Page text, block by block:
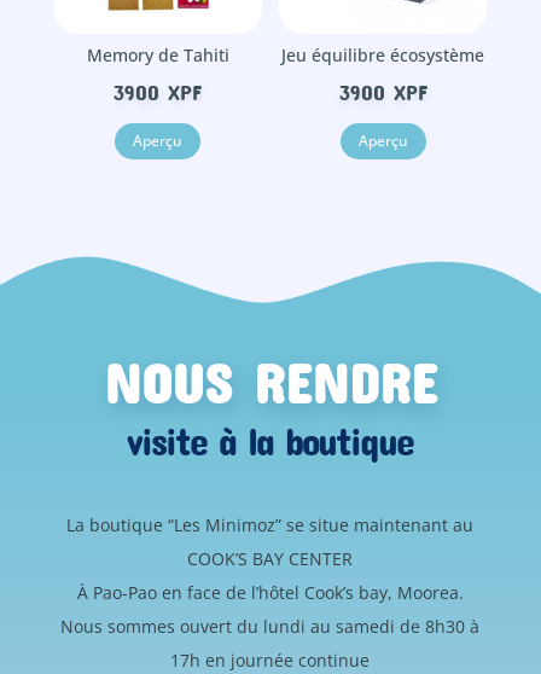
Memory de Tahiti
3900XPF
Aperçu
Jeu équilibre écosystème
3900 XPF
Aperçu
NOUS RENDRE
visite à la boutique
La boutique “Les Minimoz” se situe maintenant au
COOK’S BAY CENTER
À Pao-Pao en face de l’hôtel Cook’s bay, Moorea.
Nous sommes ouvert du lundi au samedi de 8h30 à
17h en journée continue